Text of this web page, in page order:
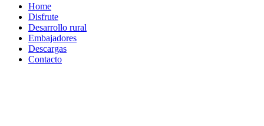
Home
Disfrute
Desarrollo rural
Embajadores
Descargas
Contacto